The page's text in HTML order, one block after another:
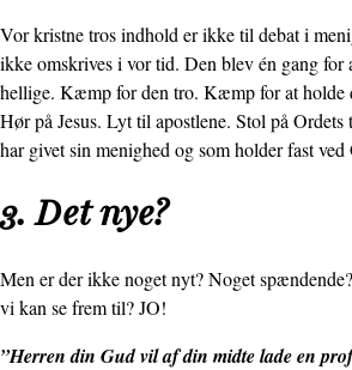
Vor kristne tros indhold er ikke til debat i
ikke omskrives i vor tid. Den blev én gang for
hellige. Kæmp for den tro. Kæmp for at holde
Hør på Jesus. Lyt til apostlene. Stol på Ordets
har givet sin menighed og som holder fast
3. Det nye?
Men er der ikke noget nyt? Noget
vi kan se frem til? JO!
”Herren din Gud vil af din midte lade en